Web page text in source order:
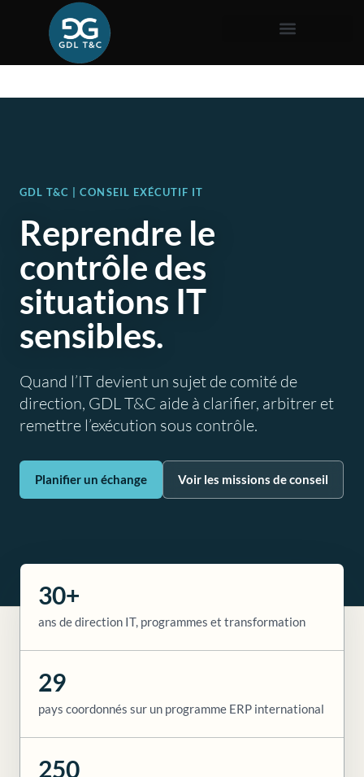
GDL T&C | CONSEIL EXÉCUTIF IT
Reprendre le
contrôle des
situations IT
sensibles.
Quand l’IT devient un sujet de comité de
direction, GDL T&C aide à clarifier, arbitrer et
remettre l’exécution sous contrôle.
Planifier un échange Voir les missions de conseil
30+
ans de direction IT, programmes et transformation
29
pays coordonnés sur un programme ERP international
250